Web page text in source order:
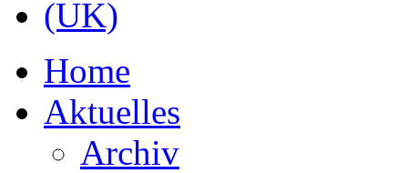
Home
Aktuelles
Archiv